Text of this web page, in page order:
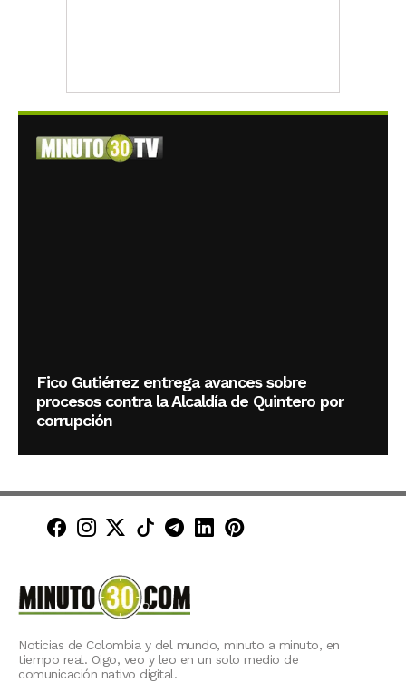
Fico Gutiérrez entrega avances sobre
procesos contra la Alcaldía de Quintero por
corrupción
Minuto30 en Facebook
Minuto30 en Instagram
Minuto30 en X (Twitter)
Minuto30 en TikTok
Canal de Minuto30 en
Minuto30 en LinkedIn
Minuto30 en
Noticias de Colombia y del mundo, minuto a minuto, en
tiempo real. Oigo, veo y leo en un solo medio de
comunicación nativo digital.